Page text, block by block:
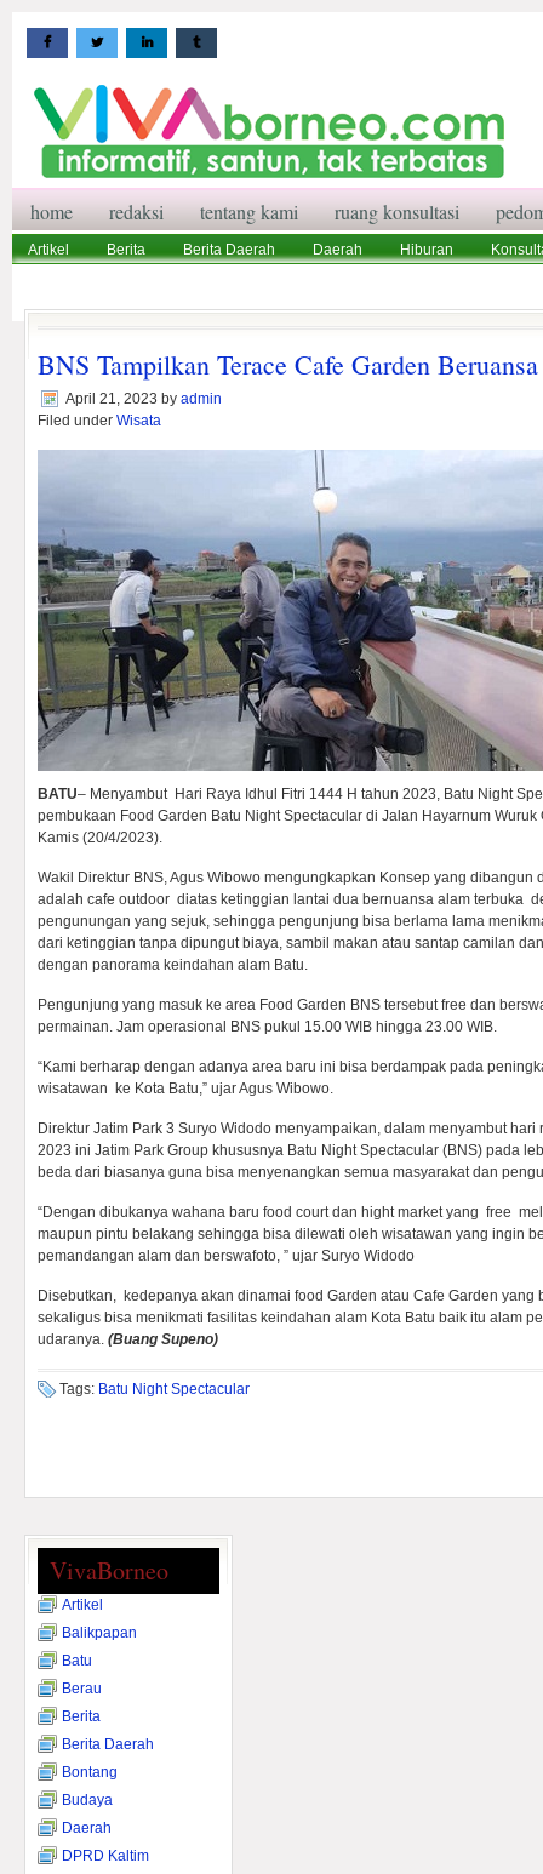
home redaksi tentang kami ruang konsultasi
Artikel Berita Berita Daerah Daerah Hiburan
BNS Tampilkan Terace Cafe Garden
April 21, 2023 by admin
Filed under Wisata
BATU– Menyambut Hari Raya Idhul Fitri 1444 H tahun 2023, Batu Night
pembukaan Food Garden Batu Night Spectacular di Jalan Hayarnum Wuruk
Kamis (20/4/2023).
Wakil Direktur BNS, Agus Wibowo mengungkapkan Konsep yang dibangun
adalah cafe outdoor diatas ketinggian lantai dua bernuansa alam terbuka
pengunungan yang sejuk, sehingga pengunjung bisa berlama lama
dari ketinggian tanpa dipungut biaya, sambil makan atau santap camilan
dengan panorama keindahan alam Batu.
Pengunjung yang masuk ke area Food Garden BNS tersebut free dan
permainan. Jam operasional BNS pukul 15.00 WIB hingga 23.00 WIB.
“Kami berharap dengan adanya area baru ini bisa berdampak pada
wisatawan ke Kota Batu,” ujar Agus Wibowo.
Direktur Jatim Park 3 Suryo Widodo menyampaikan, dalam menyambut
2023 ini Jatim Park Group khususnya Batu Night Spectacular (BNS) pada
beda dari biasanya guna bisa menyenangkan semua masyarakat dan
“Dengan dibukanya wahana baru food court dan hight market yang free
maupun pintu belakang sehingga bisa dilewati oleh wisatawan yang ingin
pemandangan alam dan berswafoto, ” ujar Suryo Widodo
Disebutkan, kedepanya akan dinamai food Garden atau Cafe Garden yang
sekaligus bisa menikmati fasilitas keindahan alam Kota Batu baik itu alam
udaranya. (Buang Supeno)
Tags: Batu Night Spectacular
VivaBorneo
Artikel
Balikpapan
Batu
Berau
Berita
Berita Daerah
Bontang
Budaya
Daerah
DPRD Kaltim